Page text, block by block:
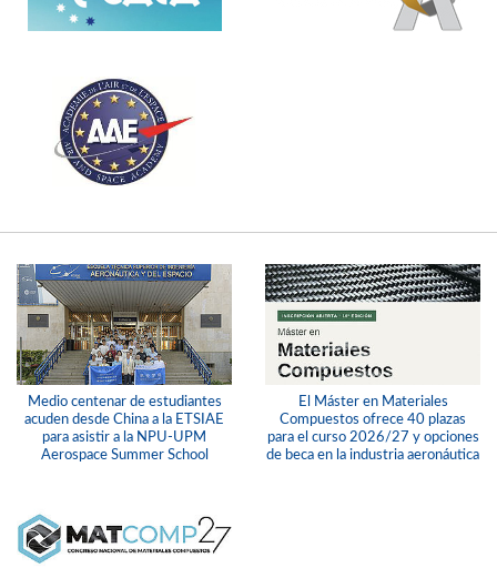
Medio centenar de estudiantes
acuden desde China a la ETSIAE
para asistir a la NPU-UPM
Aerospace Summer School
El Máster en Materiales
Compuestos ofrece 40 plazas
para el curso 2026/27 y opciones
de beca en la industria aeronáutica